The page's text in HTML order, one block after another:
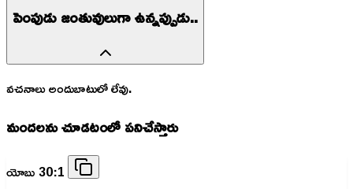
పెంపుడు జంతువులుగా ఉన్నప్పుడు..
వచనాలు అందుబాటులో లేవు.
మందలను చూడటంలో పనిచేస్తారు
యోబు 30:1